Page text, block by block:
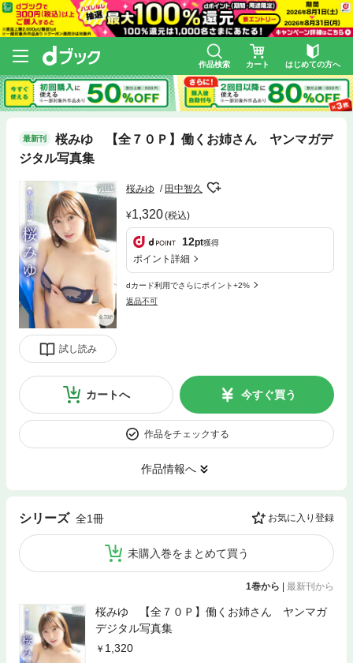
作品検索 カート はじめての方へ
最新刊
桜みゆ 【全７０Ｐ】働くお姉さん ヤンマガデ
ジタル写真集
試し読み
桜みゆ 田中智久
1,320(税込)
12pt獲得
ポイント詳細
dカード利用でさらにポイント+2%
返品不可
カートへ 今すぐ買う
作品をチェックする
作品情報へ
シリーズ 全1冊 お気に入り登録
未購入巻をまとめて買う
1巻から 最新刊から
桜みゆ 【全７０Ｐ】働くお姉さん ヤンマガ
デジタル写真集
1,320